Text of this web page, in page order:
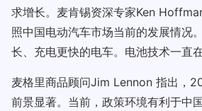
求增长。麦肯锡资深专家Ken
照中国电动汽车市场当前的发展情况
长、充电更快的电车。电池技术一直
麦格里商品顾问Jim Lennon 指出，
前景显著。当前，政策环境有利于中